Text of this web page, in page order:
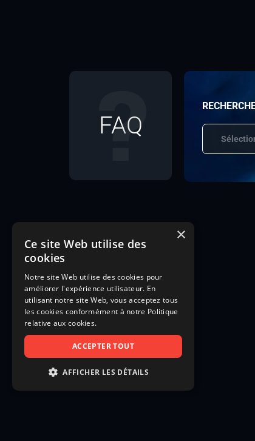
FAQ
×
Ce site Web utilise des
cookies
Notre site Web utilise des cookies pour
améliorer l'expérience utilisateur. En
utilisant notre site Web, vous acceptez tous
les cookies conformément à notre Politique
relative aux cookies.
ACCEPTER TOUT
AFFICHER LES DÉTAILS